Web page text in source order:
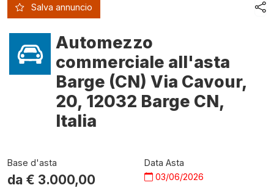
Salva annuncio
Automezzo
commerciale all'asta
Barge (CN) Via Cavour,
20, 12032 Barge CN,
Italia
Base d'asta
da € 3.000,00
Data Asta
03/06/2026